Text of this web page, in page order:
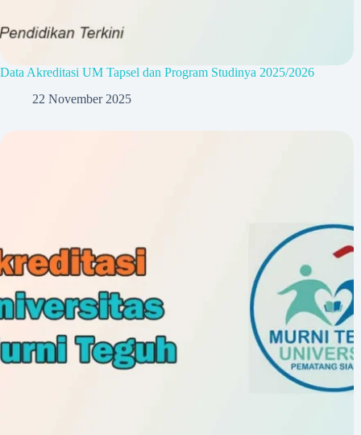
Data Akreditasi UM Tapsel dan Program Studinya 2025/2026
22 November 2025